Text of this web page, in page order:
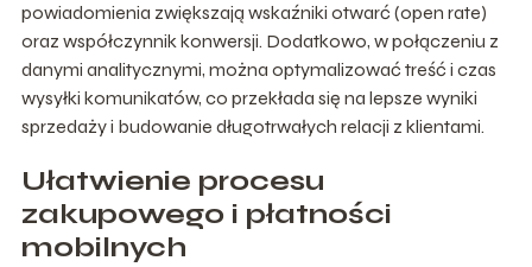
powiadomienia zwiększają wskaźniki otwarć (open rate)
oraz współczynnik konwersji. Dodatkowo, w połączeniu z
danymi analitycznymi, można optymalizować treść i czas
wysyłki komunikatów, co przekłada się na lepsze wyniki
sprzedaży i budowanie długotrwałych relacji z klientami.
Ułatwienie procesu
zakupowego i płatności
mobilnych